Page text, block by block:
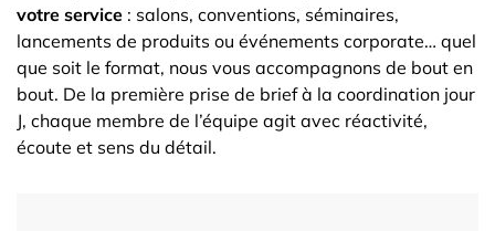
votre service : salons, conventions, séminaires,
lancements de produits ou événements corporate… quel
que soit le format, nous vous accompagnons de bout en
bout. De la première prise de brief à la coordination jour
J, chaque membre de l’équipe agit avec réactivité,
écoute et sens du détail.